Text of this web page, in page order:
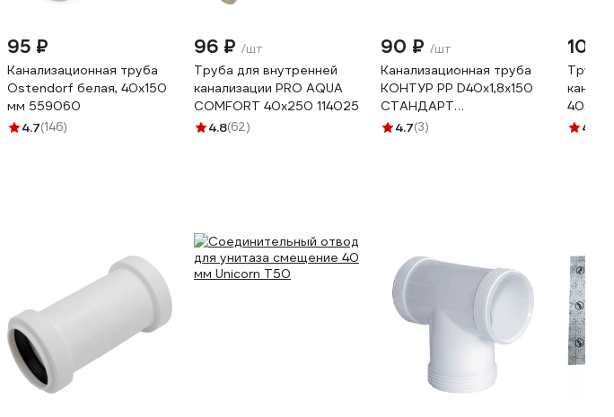
95 ₽
Канализационная труба
Ostendorf белая, 40x150
мм 559060
4.7(146)
96 ₽ /шт
Труба для внутренней
канализации PRO AQUA
COMFORT 40x250 114025
4.8(62)
90 ₽ /шт
Канализационная труба
КОНТУР РР D40x1,8x150
СТАНДАРТ
071140040100
4.7(3)
105
Труба
4.8